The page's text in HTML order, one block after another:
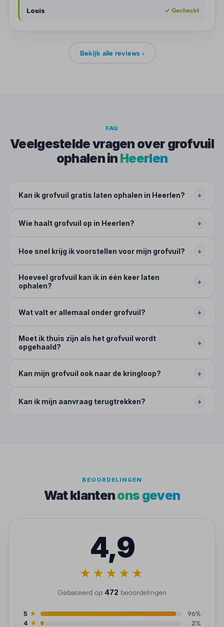
Louis
✓ Gecheckt
Bekijk alle reviews ›
FAQ
Veelgestelde vragen over grofvuil
ophalen in Heerlen
Kan ik grofvuil gratis laten ophalen in Heerlen? +
Wie haalt grofvuil op in Heerlen? +
Hoe snel krijg ik voorstellen voor mijn grofvuil? +
Hoeveel grofvuil kan ik in één keer laten
ophalen?
+
Wat valt er allemaal onder grofvuil? +
Moet ik thuis zijn als het grofvuil wordt
opgehaald?
+
Kan mijn grofvuil ook naar de kringloop? +
Kan ik mijn aanvraag terugtrekken? +
BEOORDELINGEN
Wat klantenons geven
4,9
★★★★★
Gebaseerd op 472 beoordelingen
5 ★
96%
4 ★ 2%